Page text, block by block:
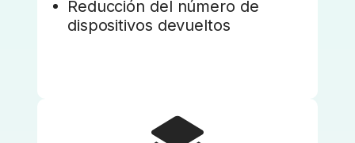
Reducción del número de
dispositivos devueltos